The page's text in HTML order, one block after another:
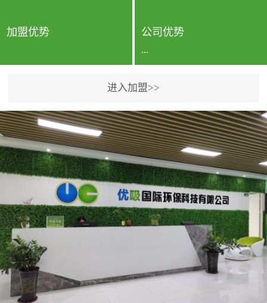
加盟优势 公司优势
...
专利保护优势、双甲资质
企业（“室内环境净化治理
甲级施工资质”“室内环境
污染治理资质等级证
书”）、拥有多名高级《环
境工程高级工程师》室内
空气治理资格认证的治理
人员、掌握室内空气净化
治理实用技术和五项专利
技术、八项计算机软件著
作权登记证书等。研发实
进入加盟>>